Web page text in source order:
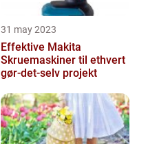
31 may 2023
Effektive Makita
Skruemaskiner til ethvert
gør-det-selv projekt